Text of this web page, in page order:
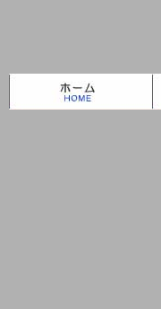
不安定な状況もあります。会
は、ご不便をお掛けしますが